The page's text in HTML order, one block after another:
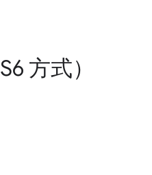
方式）